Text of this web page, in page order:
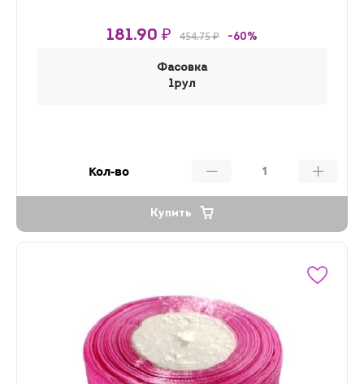
181.90 ₽ 454.75 ₽ -60%
Фасовка
1рул
Кол-во
Купить